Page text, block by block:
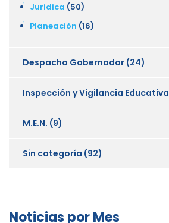
Juridica (50)
Planeación (16)
Despacho Gobernador (24)
Inspección y Vigilancia Educativa
M.E.N. (9)
Sin categoría (92)
Noticias por Mes